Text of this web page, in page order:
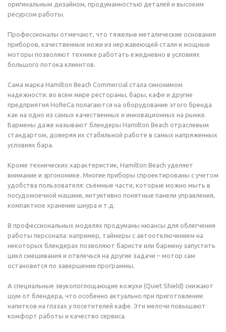
оригинальным дизайном, продуманностью деталей и высоким
ресурсом работы.
Профессионалы отмечают, что тяжелые металические основания
приборов, качественные ножи из нержавеющей стали и мощные
моторы позволяют технике работать ежедневно в условиях
большого потока клиентов.
Сама марка Hamilton Beach Commercial стала синонимом
надежности: во всем мире рестораны, бары, кафе и другие
предприятия HoReCa полагаются на оборудование этого бренда
как на одно из самых качественных и инновационных на рынке.
Бармены даже называют блендеры Hamilton Beach отраслевым
стандартом, доверяя их стабильной работе в самых напряженных
условиях бара.
Кроме технических характеристик, Hamilton Beach уделяет
внимание и эргономике. Многие приборы спроектированы с учетом
удобства пользователя: съёмные части, которые можно мыть в
посудомоечной машине, интуитивно понятные панели управления,
компактное хранение шнура и т.д.
В профессиональных моделях продуманы нюансы для облегчения
работы персонала: например, таймеры с автоотключением на
некоторых блендерах позволяют баристе или бармену запустить
цикл смешивания и отвлечься на другие задачи – мотор сам
остановится по завершении программы.
А специальные звукопоглощающие кожухи (Quiet Shield) снижают
шум от блендера, что особенно актуально при приготовлении
напитков на глазах у посетителей кафе. Эти мелочи повышают
комфорт работы и качество сервиса.